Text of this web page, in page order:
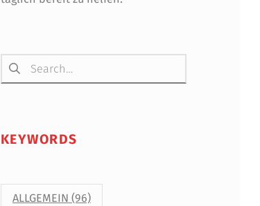
Suchen nach:
KEYWORDS
ALLGEMEIN (96)